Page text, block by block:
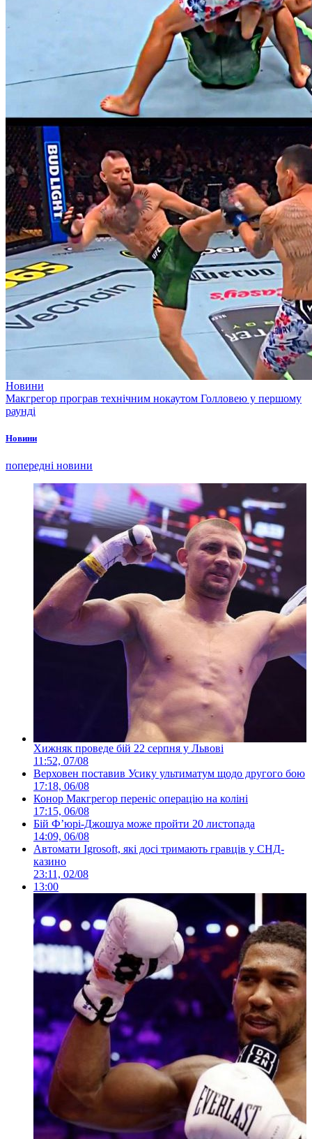
Новини
Макгрегор програв технічним нокаутом Голловею у першому
раунді
Новини
попередні новини
Хижняк проведе бій 22 серпня у Львові
11:52, 07/08
Верховен поставив Усику ультиматум щодо другого бою
17:18, 06/08
Конор Макгрегор переніс операцію на коліні
17:15, 06/08
Бій Ф’юрі-Джошуа може пройти 20 листопада
14:09, 06/08
Автомати Igrosoft, які досі тримають гравців у СНД-
казино
23:11, 02/08
13:00